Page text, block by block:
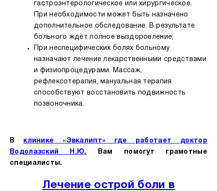
гастроэнтерологическое или хирургическое.
При необходимости может быть назначено
дополнительное обследование. В результате
больного ждёт полное выздоровление;
При неспецифических болях больному
назначают лечение лекарственными средствами
и физиопроцедурами. Массаж,
рефлексотерапия, мануальная терапия
способствуют восстановить подвижность
позвоночника.
В клинике «Эвкалипт» где работает доктор
Водолазский Н.Ю.
Вам помогут грамотные
специалисты.
Лечение острой боли в